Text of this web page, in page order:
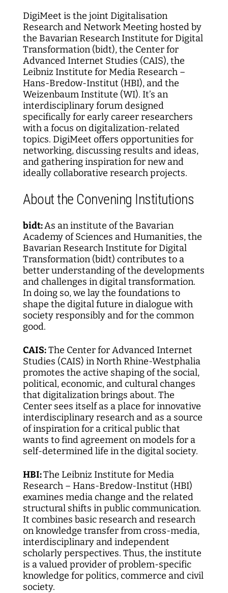
DigiMeet is the joint Digitalisation
Research and Network Meeting hosted by
the Bavarian Research Institute for Digital
Transformation (bidt), the Center for
Advanced Internet Studies (CAIS), the
Leibniz Institute for Media Research –
Hans-Bredow-Institut (HBI), and the
Weizenbaum Institute (WI). It’s an
interdisciplinary forum designed
specifically for early career researchers
with a focus on digitalization-related
topics. DigiMeet offers opportunities for
networking, discussing results and ideas,
and gathering inspiration for new and
ideally collaborative research projects.
About the Convening Institutions
bidt:As an institute of the Bavarian
Academy of Sciences and Humanities, the
Bavarian Research Institute for Digital
Transformation (bidt) contributes to a
better understanding of the developments
and challenges in digital transformation.
In doing so, we lay the foundations to
shape the digital future in dialogue with
society responsibly and for the common
good.
CAIS:The Center for Advanced Internet
Studies (CAIS) in North Rhine-Westphalia
promotes the active shaping of the social,
political, economic, and cultural changes
that digitalization brings about. The
Center sees itself as a place for innovative
interdisciplinary research and as a source
of inspiration for a critical public that
wants to find agreement on models for a
self-determined life in the digital society.
HBI:The Leibniz Institute for Media
Research – Hans-Bredow-Institut (HBI)
examines media change and the related
structural shifts in public communication.
It combines basic research and research
on knowledge transfer from cross-media,
interdisciplinary and independent
scholarly perspectives. Thus, the institute
is a valued provider of problem-specific
knowledge for politics, commerce and civil
society.